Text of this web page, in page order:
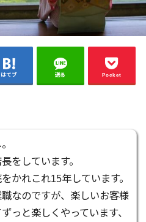
はてブ 送る Pocket
をしています。
かれこれ15年しています。
なのですが、楽しいお客様
っと楽しくやっています、